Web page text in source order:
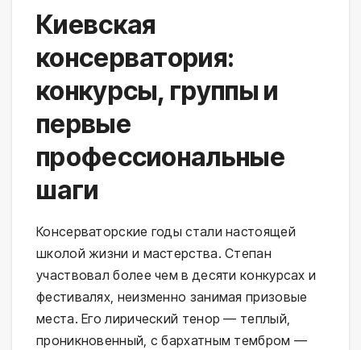
Киевская
консерватория:
конкурсы, группы и
первые
профессиональные
шаги
Консерваторские годы стали настоящей
школой жизни и мастерства. Степан
участвовал более чем в десяти конкурсах и
фестивалях, неизменно занимая призовые
места. Его лирический тенор — теплый,
проникновенный, с бархатным тембром —